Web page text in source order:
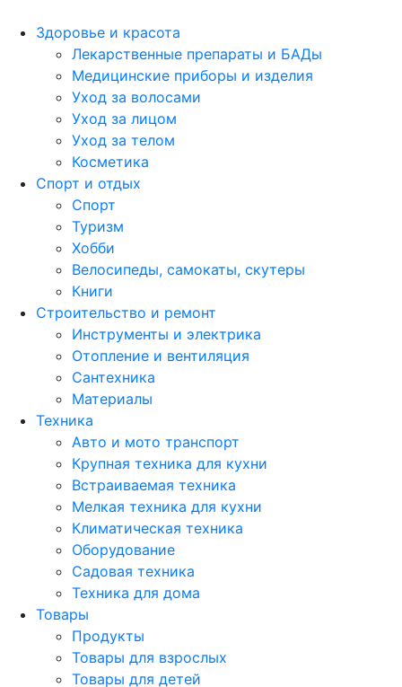
Здоровье и красота
Лекарственные препараты и БАДы
Медицинские приборы и изделия
Уход за волосами
Уход за лицом
Уход за телом
Косметика
Спорт и отдых
Спорт
Туризм
Хобби
Велосипеды, самокаты, скутеры
Книги
Строительство и ремонт
Инструменты и электрика
Отопление и вентиляция
Сантехника
Материалы
Техника
Авто и мото транспорт
Крупная техника для кухни
Встраиваемая техника
Мелкая техника для кухни
Климатическая техника
Оборудование
Садовая техника
Техника для дома
Товары
Продукты
Товары для взрослых
Товары для детей